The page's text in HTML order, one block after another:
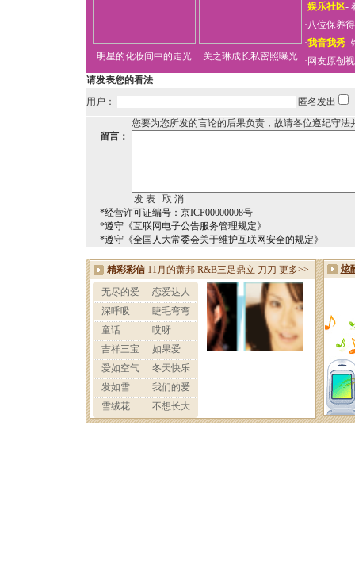
明星的化妆间中的走光 关之琳成长私密照曝光
·娱乐社区-
·八位保养
·我音我秀-
· 网友原创
请发表您的看法
用户：
匿名发出
您要为您所发的言论的后果负责，故请各位遵纪守法
留言：
*经营许可证编号：京ICP00000008号
*遵守《互联网电子公告服务管理规定》
*遵守《全国人大常委会关于维护互联网安全的规定》